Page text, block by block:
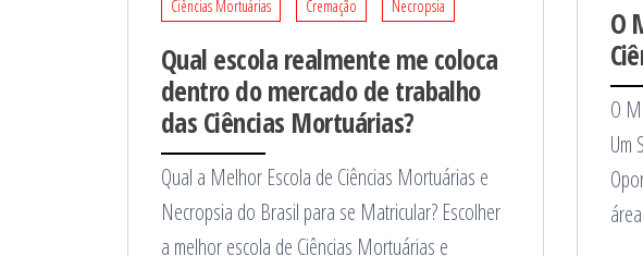
Ciências Mortuárias Cremação Necropsia
Qual escola realmente me coloca
dentro do mercado de trabalho
das Ciências Mortuárias?
Qual a Melhor Escola de Ciências Mortuárias e
Necropsia do Brasil para se Matricular? Escolher
a melhor escola de Ciências Mortuárias e
O
O
Um